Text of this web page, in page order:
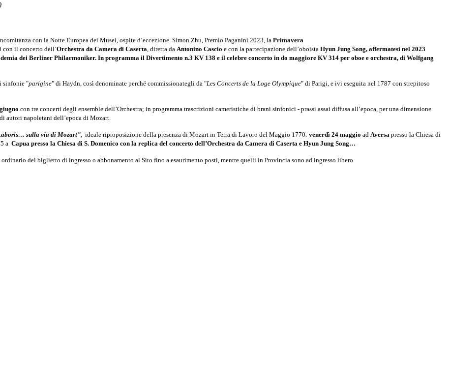
con la Notte Europea dei Musei, ospite d’eccezione Simon Zhu, Premio Paganini 2023, la Primavera
con il concerto dell’Orchestra da Camera di Caserta , diretta da Antonino Cascio e con la partecipazione dell’oboista Hyun Jung Song, affermatesi nel 2023
dei Berliner Philarmoniker. In programma il Divertimento n.3 KV 138 e il celebre concerto in do maggiore KV 314 per oboe e orchestra, di Wolfgang
sinfonie "parigine" di Haydn, così denominate perché commissionategli da "Les Concerts de la Loge Olympique" di Parigi, e ivi eseguita nel 1787 con strepitoso
con tre concerti degli ensemble dell’Orchestra; in programma trascrizioni cameristiche di brani sinfonici - prassi assai diffusa all’epoca, per una dimensione
autori napoletani dell’epoca di Mozart.
sulla via di Mozart” , ideale riproposizione della presenza di Mozart in Terra di Lavoro del Maggio 1770: venerdì 24 maggio ad Aversa presso la Chiesa di
a Capua presso la Chiesa di S. Domenico con la replica del concerto dell’Orchestra da Camera di Caserta e Hyun Jung Song…
del biglietto di ingresso o abbonamento al Sito fino a esaurimento posti, mentre quelli in Provincia sono ad ingresso libero